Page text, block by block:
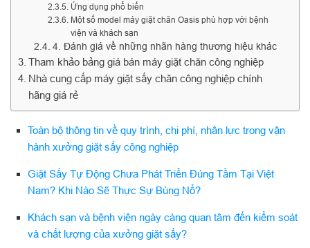
Ứng dụng phổ biến
Một số model máy giặt chăn Oasis phù hợp với bệnh
viện và khách sạn
4. Đánh giá về những nhãn hàng thương hiệu khác
Tham khảo bảng giá bán máy giặt chăn công nghiệp
Nhà cung cấp máy giặt sấy chăn công nghiệp chính
hãng giá rẻ
Toàn bộ thông tin về quy trình, chi phí, nhân lực trong vận
hành xưởng giặt sấy công nghiệp
Giặt Sấy Tự Động Chưa Phát Triển Đúng Tầm Tại Việt
Nam? Khi Nào Sẽ Thực Sự Bùng Nổ?
Khách sạn và bệnh viện ngày càng quan tâm đến kiểm soát
và chất lượng của xưởng giặt sấy?